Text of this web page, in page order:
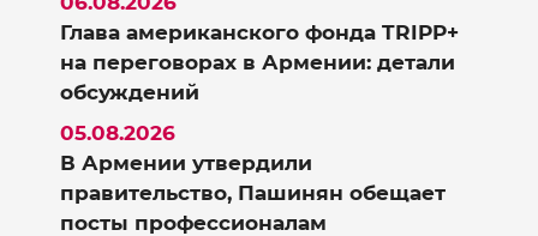
Глава американского фонда TRIPP+
на переговорах в Армении: детали
обсуждений
В Армении утвердили
правительство, Пашинян обещает
посты профессионалам
05.08.2026